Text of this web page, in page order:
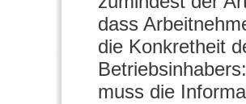
dass
die Konkretheit
muss die